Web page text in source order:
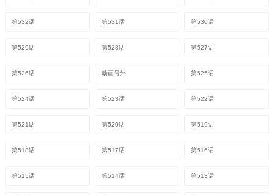
第532话 第531话 第530话
第529话 第528话 第527话
第526话 动画号外 第525话
第524话 第523话 第522话
第521话 第520话 第519话
第518话 第517话 第516话
第515话 第514话 第513话